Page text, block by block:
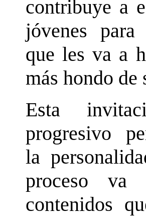
contribuye a
jóvenes
que les va a
más hondo de
Esta
progresivo
la
proceso
contenidos